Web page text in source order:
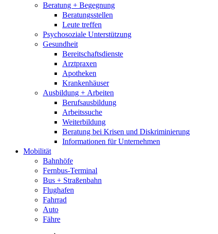
Beratung + Begegnung
Beratungsstellen
Leute treffen
Psychosoziale Unterstützung
Gesundheit
Bereitschaftsdienste
Arztpraxen
Apotheken
Krankenhäuser
Ausbildung + Arbeiten
Berufsausbildung
Arbeitssuche
Weiterbildung
Beratung bei Krisen und Diskriminierung
Informationen für Unternehmen
Mobilität
Bahnhöfe
Fernbus-Terminal
Bus + Straßenbahn
Flughafen
Fahrrad
Auto
Fähre